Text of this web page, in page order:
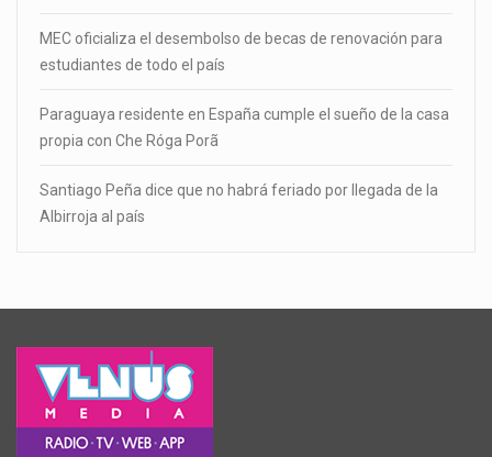
MEC oficializa el desembolso de becas de renovación para
estudiantes de todo el país
Paraguaya residente en España cumple el sueño de la casa
propia con Che Róga Porã
Santiago Peña dice que no habrá feriado por llegada de la
Albirroja al país